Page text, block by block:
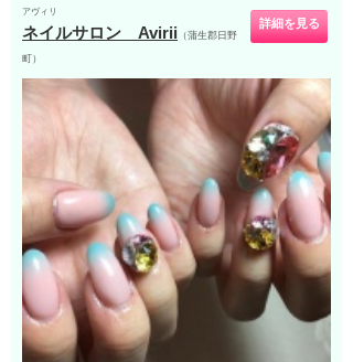
アヴィリ
ネイルサロン Avirii （蒲生郡日野
町）
詳細を見る